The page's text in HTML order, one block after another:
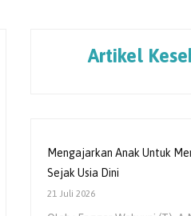
Artikel
Mengajarkan Anak Untuk
Sejak Usia Dini
21 Juli 2026